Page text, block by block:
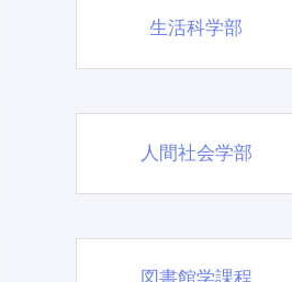
生活科学部
人間社会学部